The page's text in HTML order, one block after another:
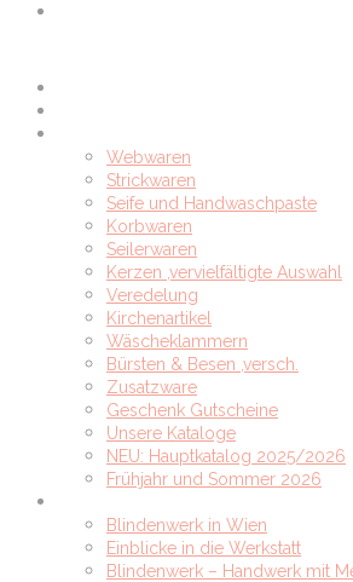
Webwaren
Strickwaren
Seife und Handwaschpaste
Korbwaren
Seilerwaren
Kerzen ,vervielfältigte Auswahl
Veredelung
Kirchenartikel
Wäscheklammern
Bürsten & Besen ,versch.
Zusatzware
Geschenk Gutscheine
Unsere Kataloge
NEU: Hauptkatalog 2025/2026
Frühjahr und Sommer 2026
Blindenwerk in Wien
Einblicke in die Werkstatt
Blindenwerk – Handwerk mit